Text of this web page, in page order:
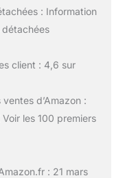
: Information
détachées
client : 4,6 sur
d’Amazon :
les 100 premiers
: 21 mars